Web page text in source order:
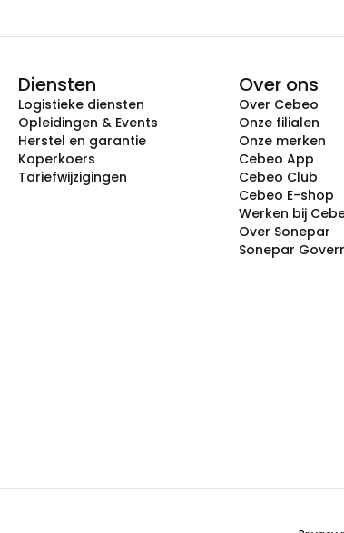
Diensten
Logistieke diensten
Opleidingen & Events
Herstel en garantie
Koperkoers
Tariefwijzigingen
Over ons
Over Cebeo
Onze filialen
Onze merken
Cebeo App
Cebeo Club
Cebeo E-shop
Werken bij
Over Sonepar
Sonepar